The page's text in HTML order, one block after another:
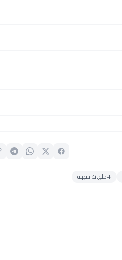
#حلويات سهلة